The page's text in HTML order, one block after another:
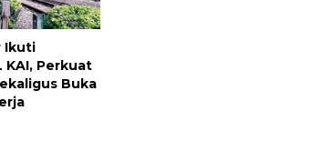
Ikuti
KAI, Perkuat
Buka
AI